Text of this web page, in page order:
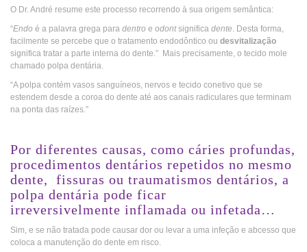
O Dr. André resume este processo recorrendo à sua origem semântica:
“Endo é a palavra grega para dentro e odontsignifica dente. Desta forma,
facilmente se percebe que o tratamento endodôntico ou desvitalização
significa tratar a parte interna do dente.” Mais precisamente, o tecido mole
chamado polpa dentária.
“A polpa contém vasos sanguíneos, nervos e tecido conetivo que se
estendem desde a coroa do dente até aos canais radiculares que terminam
na ponta das raízes.”
Por diferentes causas, como cáries profundas,
procedimentos dentários repetidos no mesmo
dente, fissuras ou traumatismos dentários, a
polpa dentária pode ficar
irreversivelmente inflamada ou infetada…
Sim, e se não tratada pode causar dor ou levar a uma infeção e abcesso que
coloca a manutenção do dente em risco.